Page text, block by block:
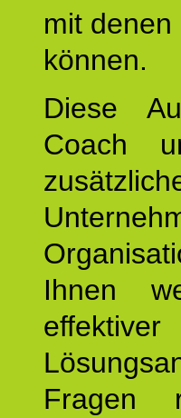
mit
können.
Diese
Coach
Ihnen
Fragen